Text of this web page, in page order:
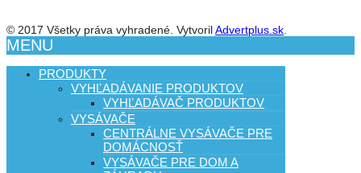
© 2017 Všetky práva vyhradené. VytvorilAdvertplus.sk
MENU
PRODUKTY
VYHĽADÁVANIE PRODUKTOV
VYHĽADÁVAČ PRODUKTOV
VYSÁVAČE
CENTRÁLNE VYSÁVAČE PRE
DOMÁCNOSŤ
VYSÁVAČE PRE DOM A